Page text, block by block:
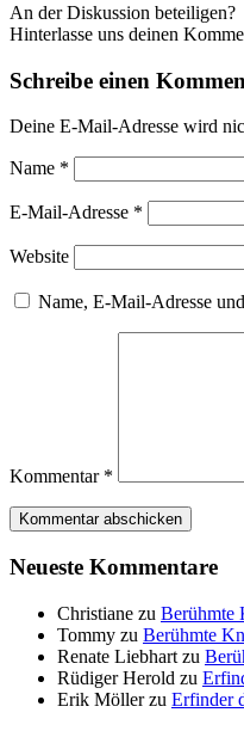
An der Diskussion beteiligen?
Hinterlasse uns deinen
Schreibe einen
Deine E-Mail-Adresse wird
Name *
E-Mail-Adresse *
Website
Name, E-Mail-Adresse
Kommentar *
Neueste Kommentare
Christiane zu Berühmte
Tommy zu Berühmte
Renate Liebhart zu
Rüdiger Herold zu
Erik Möllerzu Erfinder